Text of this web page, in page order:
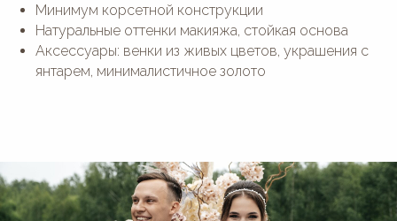
Минимум корсетной конструкции
Натуральные оттенки макияжа, стойкая основа
Аксессуары: венки из живых цветов, украшения с
янтарем, минималистичное золото